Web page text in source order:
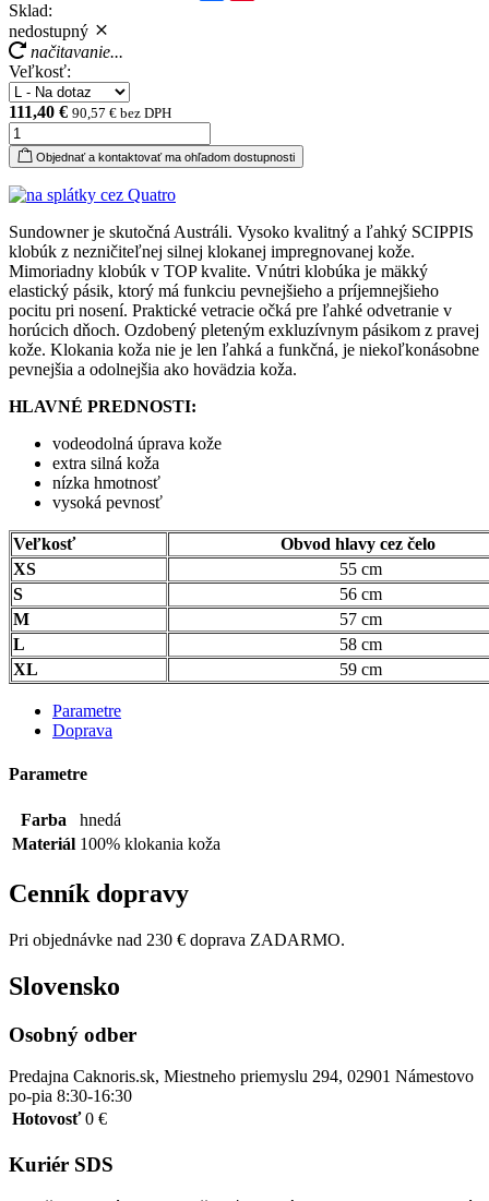
Sklad:
nedostupný
načitavanie...
Veľkosť:
111,40 € 90,57 € bez DPH
Objednať a kontaktovať ma ohľadom dostupnosti
Sundowner je skutočná Austráli. Vysoko kvalitný a ľahký SCIPPIS
klobúk z nezničiteľnej silnej klokanej impregnovanej kože.
Mimoriadny klobúk v TOP kvalite. Vnútri klobúka je mäkký
elastický pásik, ktorý má funkciu pevnejšieho a príjemnejšieho
pocitu pri nosení. Praktické vetracie očká pre ľahké odvetranie v
horúcich dňoch. Ozdobený pleteným exkluzívnym pásikom z pravej
kože. Klokania koža nie je len ľahká a funkčná, je niekoľkonásobne
pevnejšia a odolnejšia ako hovädzia koža.
HLAVNÉ PREDNOSTI:
vodeodolná úprava kože
extra silná koža
nízka hmotnosť
vysoká pevnosť
Veľkosť
Obvod hlavy cez čelo
XS
55 cm
S
56 cm
M
57 cm
L
58 cm
XL
59 cm
Parametre
Doprava
Parametre
Farba
hnedá
Materiál 100% klokania koža
Cenník dopravy
Pri objednávke nad 230 € doprava ZADARMO.
Slovensko
Osobný odber
Predajna Caknoris.sk, Miestneho priemyslu 294, 02901 Námestovo
po-pia 8:30-16:30
Hotovosť 0 €
Kuriér SDS